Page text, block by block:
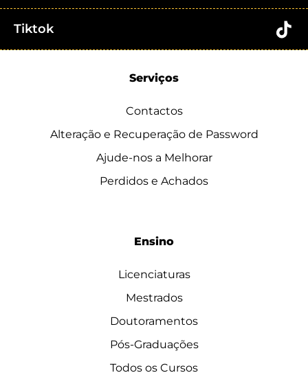
Tiktok
Serviços
Contactos
Alteração e Recuperação de Password
Ajude-nos a Melhorar
Perdidos e Achados
Ensino
Licenciaturas
Mestrados
Doutoramentos
Pós-Graduações
Todos os Cursos